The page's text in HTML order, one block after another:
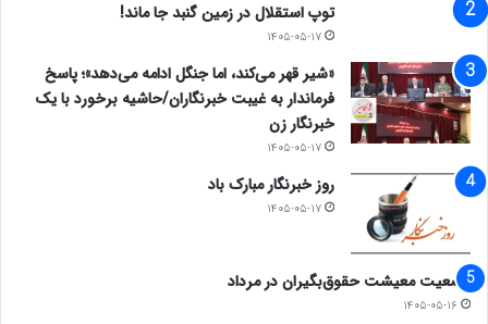
توپ استقلال در زمین گنبد جا ماند!
۱۴۰۵-۰۵-۱۷
«شیر قهر می‌کند، اما جنگل ادامه می‌دهد»؛ پاسخ
فرماندار به غیبت خبرنگاران/حاشیه برخورد با یک
خبرنگار زن
۱۴۰۵-۰۵-۱۷
روز خبرنگار مبارک باد
۱۴۰۵-۰۵-۱۷
وضعیت معیشت حقوق‌بگیران در مرداد
۱۴۰۵-۰۵-۱۶